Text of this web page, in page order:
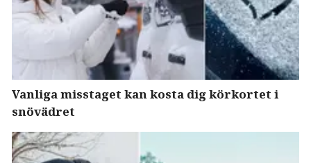
Vanliga misstaget kan kosta dig körkortet i
snövädret